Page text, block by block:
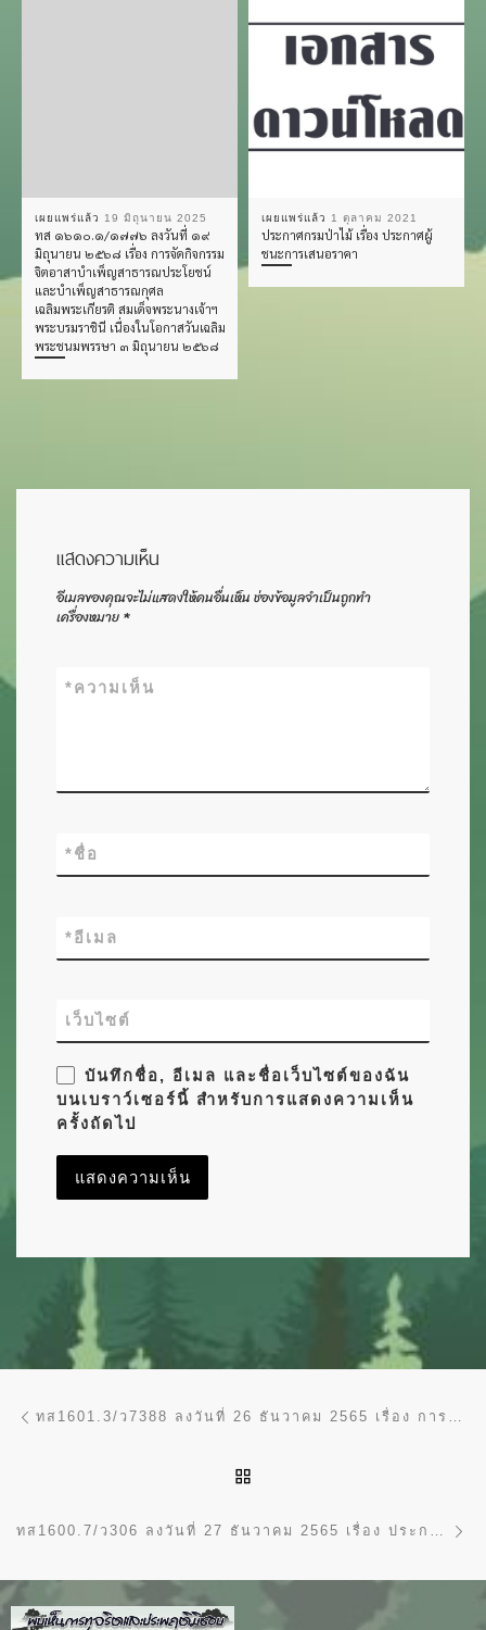
เผยแพร่แล้ว 19 มิถุนายน 2025
ทส ๑๖๑๐.๑/๑๗๗๖ ลงวันที่ ๑๙
มิถุนายน ๒๕๖๘ เรื่อง การจัดกิจกรรม
จิตอาสาบำเพ็ญสาธารณประโยชน์
และบำเพ็ญสาธารณกุศล
เฉลิมพระเกียรติ สมเด็จพระนางเจ้าฯ
พระบรมราชินี เนื่องในโอกาสวันเฉลิม
พระชนมพรรษา ๓ มิถุนายน ๒๕๖๘
เผยแพร่แล้ว 1 ตุลาคม 2021
ประกาศกรมป่าไม้ เรื่อง ประกาศผู้
ชนะการเสนอราคา
แสดงความเห็น
อีเมลของคุณจะไม่แสดงให้คนอื่นเห็นช่องข้อมูลจำเป็นถูกทำ
เครื่องหมาย*
ความเห็น
*
ชื่อ
*
อีเมล
*
เว็บไซต์
บันทึกชื่อ, อีเมล และชื่อเว็บไซต์ของฉัน
บนเบราว์เซอร์นี้ สำหรับการแสดงความเห็น
ครั้งถัดไป
ทส1601.3/ว7388 ลงวันที่ 26 ธันวาคม 2565 เรื่อง การขึ้นบัญชีรายชื่อผู้ผ่านการกลั่นกรองให้ดำรงตำแหน่งประเภทอำนวยการ ระดับสูง ของสำนักงานปลัดกระทรวงทรัยากรธรรมชาติและสิ่งแวดล้อม
ทส1600.7/ว306 ลงวันที่ 27 ธันวาคม 2565 เรื่อง ประกาศสำนักงานคณะกรรมการนโยบายรัฐวิสาหกิจ เรื่อง แนวทางการปฏิบัติในการดำเนินงานข้อตกลงคุณธรรมมาใช้กับโครงการร่วมลงทุนที่ดำเนินการตามพระราชบัญญัติการร่วมลงทุนระหว่างรัฐและเอกชน พ.ศ. 2562 และแนวทางการกำหนดค่าตอบแทนของผู้สังเกตการณ์